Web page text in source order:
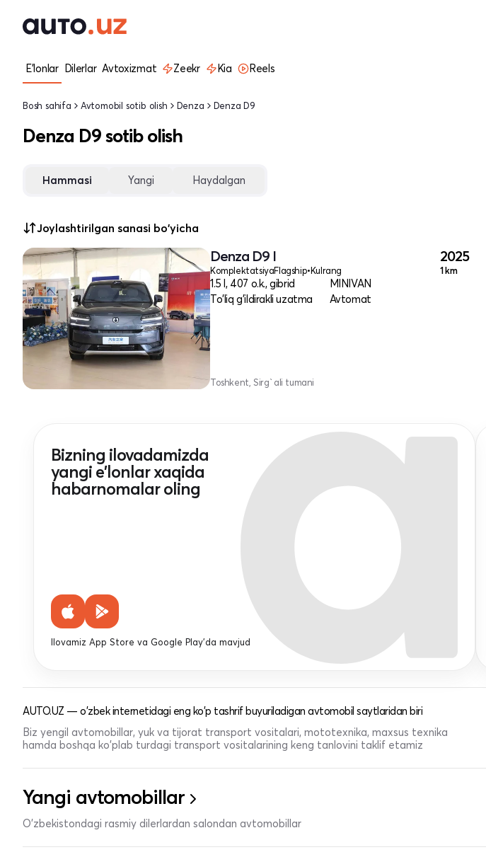
E'lonlar Dilerlar Avtoxizmat Zeekr Kia Reels
Bosh sahifa Avtomobil sotib olish Denza Denza D9
Denza D9 sotib olish
Hammasi Yangi Haydalgan
Joylashtirilgan sanasi bo'yicha
Denza D9 I
KomplektatsiyaFlagship•Kulrang
1.5 l, 407 o.k., gibrid
MINIVAN
To'liq g'ildirakli uzatma
Avtomat
2025
1 km
Toshkent, Sirg`ali tumani
Bizning ilovadamizda
yangi e'lonlar xaqida
habarnomalar oling
Ilovamiz App Store va Google Play'da mavjud
AUTO.UZ — o'zbek internetidagi eng ko'p tashrif buyuriladigan avtomobil saytlaridan biri
Biz yengil avtomobillar, yuk va tijorat transport vositalari, mototexnika, maxsus texnika
hamda boshqa ko'plab turdagi transport vositalarining keng tanlovini taklif etamiz
Yangi avtomobillar
O'zbekistondagi rasmiy dilerlardan salondan avtomobillar